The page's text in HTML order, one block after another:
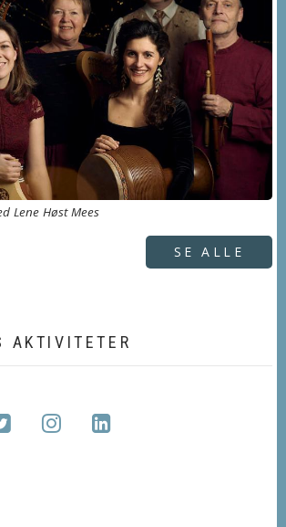
Lene Høst Mees
SE ALLE
AKTIVITETER
twitterinstagramlinkedin